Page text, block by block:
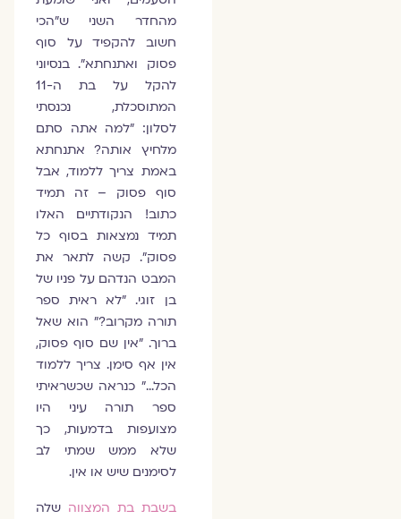
מהחדר השני ש"הכי
חשוב להקפיד על סוף
פסוק ואתנחתא". בנסיוני
להקל על בת ה-11
המתוסכלת, נכנסתי
לסלון: "למה אתה סתם
מלחיץ אותה? אתנחתא
באמת צריך ללמוד, אבל
סוף פסוק – זה תמיד
כתוב! הנקודתיים האלו
תמיד נמצאות בסוף כל
פסוק". קשה לתאר את
המבט הנדהם על פניו של
בן זוגי. "לא ראית ספר
תורה מקרוב?" הוא שאל
ברוך. "אין שם סוף פסוק,
אין אף סימן. צריך ללמוד
הכל…" כנראה שכשראיתי
ספר תורה עיני היו
מצועפות בדמעות, כך
שלא ממש שמתי לב
לסימנים שיש או אין.
בשבת בת המצווהשלה